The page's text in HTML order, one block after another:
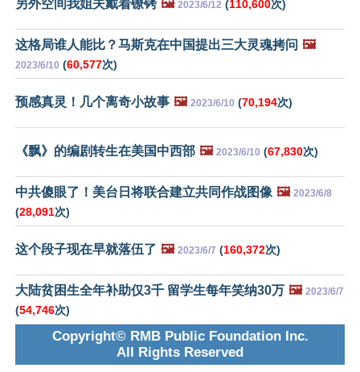
另外空间我姐夫戴着镣铐 🖼️ 2023/6/12 (110,600次)
这格局谁人能比？马斯克在中国提出三大灵魂拷问 🖼️
2023/6/10 (60,577次)
预感真灵！几个离奇小故事 🖼️ 2023/6/10 (70,194次)
《飘》的编剧转生在美国中西部 🖼️ 2023/6/10 (67,830次)
中共傻眼了！美台日将联合建立共同作战图像 🖼️ 2023/6/8
(28,091次)
这个段子现在早就落伍了 🖼️ 2023/6/7 (160,372次)
大陆贫困生全年补助仅3千 留学生每年笑纳30万 🖼️ 2023/6/7
(54,746次)
Copyright© RMB Public Foundation Inc.
All Rights Reserved